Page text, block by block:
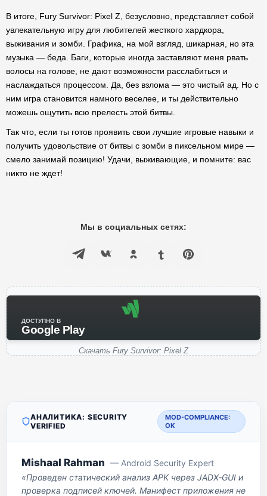
В итоге, Fury Survivor: Pixel Z, безусловно, представляет собой
увлекательную игру для любителей жесткого хардкора,
выживания и зомби. Графика, на мой взгляд, шикарная, но эта
музыка — беда. Баги, которые иногда заставляют меня рвать
волосы на голове, не дают возможности расслабиться и
наслаждаться процессом. Да, без взлома — это чистый ад. Но с
ним игра становится намного веселее, и ты действительно
можешь ощутить всю прелесть этой битвы.
Так что, если ты готов проявить свои лучшие игровые навыки и
получить удовольствие от битвы с зомби в пиксельном мире —
смело занимай позицию! Удачи, выживающие, и помните: вас
никто не ждет!
Мы в социальных сетях:
ДОСТУПНО В
Google Play
Скачать Fury Survivor: Pixel Z
АНАЛИТИКА: SECURITY
VERIFIED
MOD-COMPLIANCE:
OK
Mishaal Rahman — Android Security Expert
«Проведен статический анализ APK через JADX-GUI и
проверка подписей ключей. Манифест приложения не